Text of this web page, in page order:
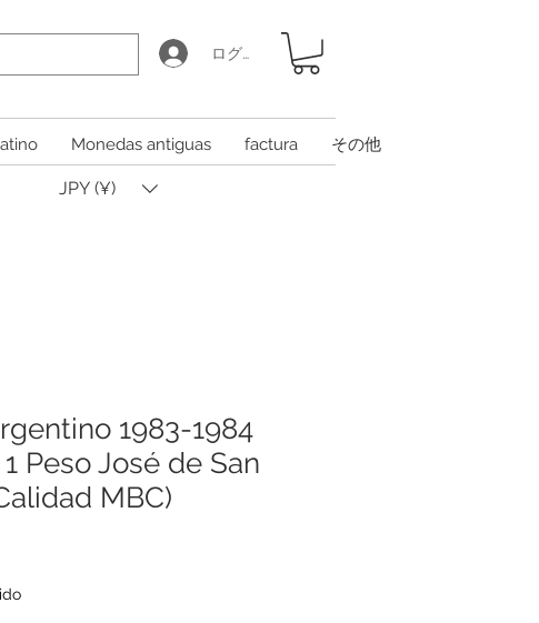
ログイン
Monedas antiguas factura その他
JPY (¥)
1983-1984
Peso José de San
MBC)